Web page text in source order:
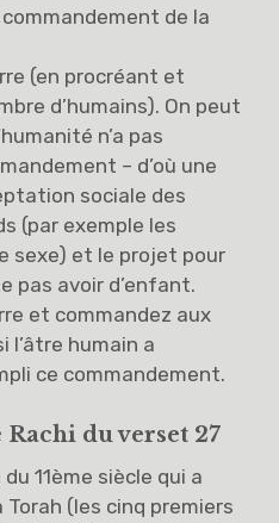
de la
(en procréant et
d’humains). On peut
n’a pas
– d’où une
sociale des
(par exemple les
sexe) et le projet pour
pas avoir d’enfant.
et commandez aux
l’âtre humain a
ce commandement.
du verset 27
11ème siècle qui a
(les cinq premiers